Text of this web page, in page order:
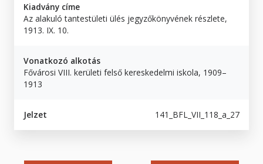
Kiadvány címe
Az alakuló tantestületi ülés jegyzőkönyvének részlete,
1913. IX. 10.
Vonatkozó alkotás
Fővárosi VIII. kerületi felső kereskedelmi iskola, 1909–
1913
Jelzet 141_BFL_VII_118_a_27